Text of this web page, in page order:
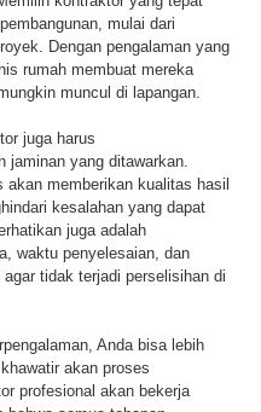
pembangunan, mulai dari
Dengan pengalaman yang
rumah membuat mereka
muncul di lapangan.
juga harus
jaminan yang ditawarkan.
memberikan kualitas hasil
kesalahan yang dapat
juga adalah
waktu penyelesaian, dan
tidak terjadi perselisihan di
Anda bisa lebih
akan proses
profesional akan bekerja